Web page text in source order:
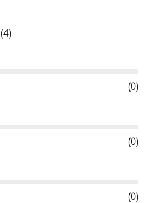
(4)
(0)
(0)
(0)